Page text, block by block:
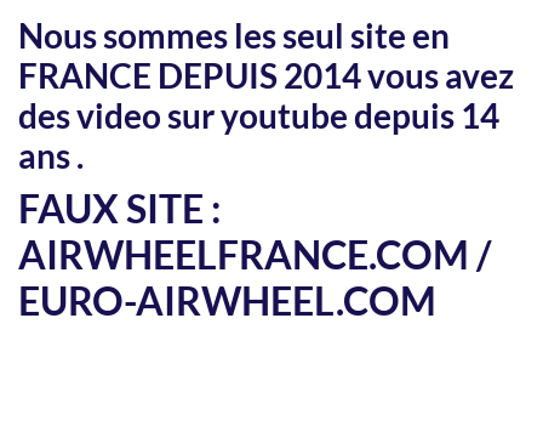
Nous sommes les seul site en
FRANCE DEPUIS 2014 vous avez
des video sur youtube depuis 14
ans .
FAUX SITE :
AIRWHEELFRANCE.COM /
EURO-AIRWHEEL.COM